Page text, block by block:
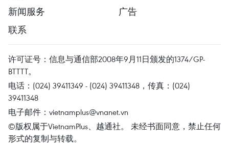
新闻服务
广告
联系
许可证号：信息与通信部2008年9月11日颁发的1374/GP-
BTTTT。
电话：(024) 39411349 - (024) 39411348，传真：(024)
39411348
电子邮件： vietnamplus@vnanet.vn
©版权属于VietnamPlus、越通社。 未经书面同意，禁止任何
形式的复制与转载。